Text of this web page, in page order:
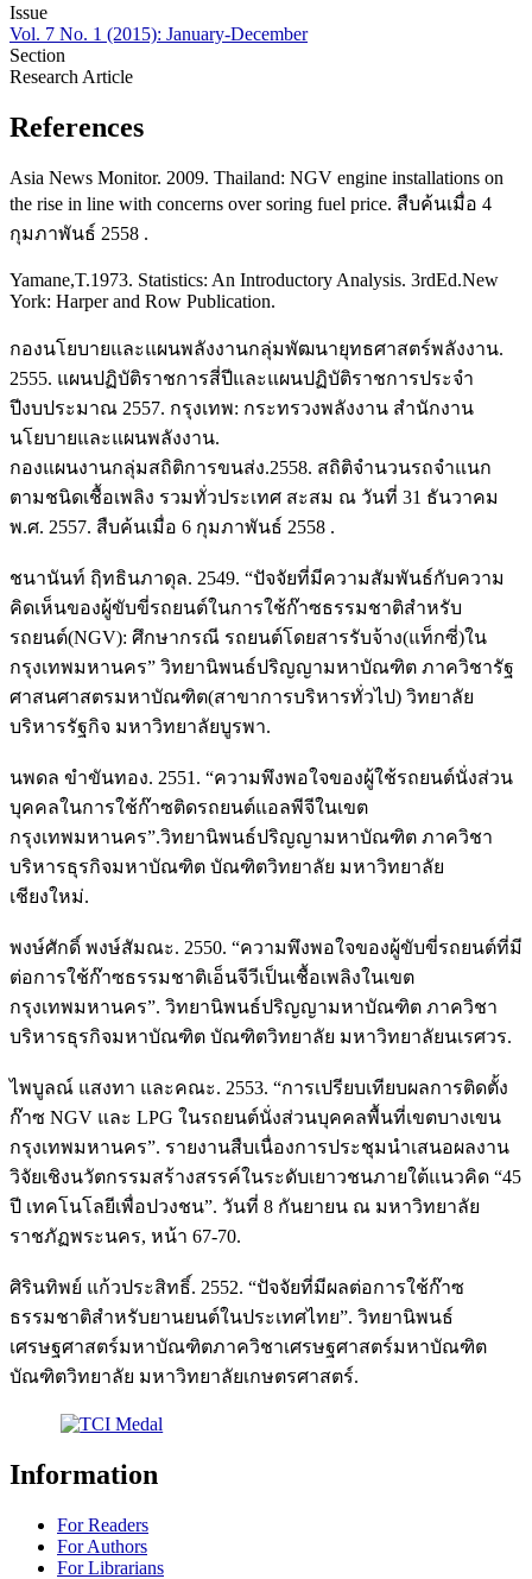
Issue
Vol. 7 No. 1 (2015): January-December
Section
Research Article
References
Asia News Monitor. 2009. Thailand: NGV engine installations on
the rise in line with concerns over soring fuel price. สืบค้นเมื่อ 4
กุมภาพันธ์ 2558 .
Yamane,T.1973. Statistics: An Introductory Analysis. 3rdEd.New
York: Harper and Row Publication.
กองนโยบายและแผนพลังงานกลุ่มพัฒนายุทธศาสตร์พลังงาน.
2555. แผนปฏิบัติราชการสี่ปีและแผนปฏิบัติราชการประจำ
ปีงบประมาณ 2557. กรุงเทพ: กระทรวงพลังงาน สำนักงาน
นโยบายและแผนพลังงาน.
กองแผนงานกลุ่มสถิติการขนส่ง.2558. สถิติจำนวนรถจำแนก
ตามชนิดเชื้อเพลิง รวมทั่วประเทศ สะสม ณ วันที่ 31 ธันวาคม
พ.ศ. 2557. สืบค้นเมื่อ 6 กุมภาพันธ์ 2558 .
ชนานันท์ ฤิทธินภาดุล. 2549. “ปัจจัยที่มีความสัมพันธ์กับความ
คิดเห็นของผู้ขับขี่รถยนต์ในการใช้ก๊าซธรรมชาติสำหรับ
รถยนต์(NGV): ศึกษากรณี รถยนต์โดยสารรับจ้าง(แท็กซี่)ใน
กรุงเทพมหานคร” วิทยานิพนธ์ปริญญามหาบัณฑิต ภาควิชารัฐ
ศาสนศาสตรมหาบัณฑิต(สาขาการบริหารทั่วไป) วิทยาลัย
บริหารรัฐกิจ มหาวิทยาลัยบูรพา.
นพดล ขำขันทอง. 2551. “ความพึงพอใจของผู้ใช้รถยนต์นั่งส่วน
บุคคลในการใช้ก๊าซติดรถยนต์แอลพีจีในเขต
กรุงเทพมหานคร”.วิทยานิพนธ์ปริญญามหาบัณฑิต ภาควิชา
บริหารธุรกิจมหาบัณฑิต บัณฑิตวิทยาลัย มหาวิทยาลัย
เชียงใหม่.
พงษ์ศักดิ์ พงษ์สัมณะ. 2550. “ความพึงพอใจของผู้ขับขี่รถยนต์ที่มี
ต่อการใช้ก๊าซธรรมชาติเอ็นจีวีเป็นเชื้อเพลิงในเขต
กรุงเทพมหานคร”. วิทยานิพนธ์ปริญญามหาบัณฑิต ภาควิชา
บริหารธุรกิจมหาบัณฑิต บัณฑิตวิทยาลัย มหาวิทยาลัยนเรศวร.
ไพบูลณ์ แสงทา และคณะ. 2553. “การเปรียบเทียบผลการติดตั้ง
ก๊าซ NGV และ LPG ในรถยนต์นั่งส่วนบุคคลพื้นที่เขตบางเขน
กรุงเทพมหานคร”. รายงานสืบเนื่องการประชุมนำเสนอผลงาน
วิจัยเชิงนวัตกรรมสร้างสรรค์ในระดับเยาวชนภายใต้แนวคิด “45
ปี เทคโนโลยีเพื่อปวงชน”. วันที่ 8 กันยายน ณ มหาวิทยาลัย
ราชภัฏพระนคร, หน้า 67-70.
ศิรินทิพย์ แก้วประสิทธิ์. 2552. “ปัจจัยที่มีผลต่อการใช้ก๊าซ
ธรรมชาติสำหรับยานยนต์ในประเทศไทย”. วิทยานิพนธ์
เศรษฐศาสตร์มหาบัณฑิตภาควิชาเศรษฐศาสตร์มหาบัณฑิต
บัณฑิตวิทยาลัย มหาวิทยาลัยเกษตรศาสตร์.
Information
For Readers
For Authors
For Librarians